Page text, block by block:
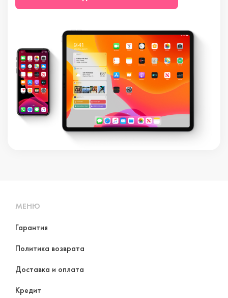
МЕНЮ
Гарантия
Политика возврата
Доставка и оплата
Кредит